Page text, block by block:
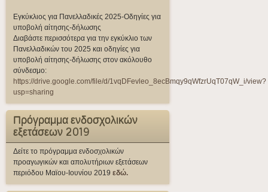
Εγκύκλιος για Πανελλαδικές 2025-Οδηγίες για
υποβολή αίτησης-δήλωσης
Διαβάστε περισσότερα για την εγκύκλιο των
Πανελλαδικών του 2025 και οδηγίες για
υποβολή αίτησης-δήλωσης στον ακόλουθο
σύνδεσμο:
https://drive.google.com/file/d/1vqDFevleo_8ecBmqy9qWfzrUqT07qW_i/view?
usp=sharing
Πρόγραμμα ενδοσχολικών
εξετάσεων 2019
Δείτε το πρόγραμμα ενδοσχολικών
προαγωγικών και απολυτήριων εξετάσεων
περιόδου Μαϊου-Ιουνίου 2019 εδώ.